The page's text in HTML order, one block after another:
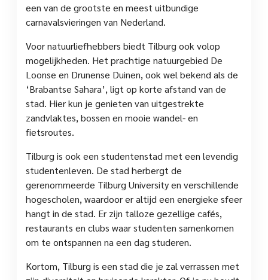
een van de grootste en meest uitbundige
carnavalsvieringen van Nederland.
Voor natuurliefhebbers biedt Tilburg ook volop
mogelijkheden. Het prachtige natuurgebied De
Loonse en Drunense Duinen, ook wel bekend als de
‘Brabantse Sahara’, ligt op korte afstand van de
stad. Hier kun je genieten van uitgestrekte
zandvlaktes, bossen en mooie wandel- en
fietsroutes.
Tilburg is ook een studentenstad met een levendig
studentenleven. De stad herbergt de
gerenommeerde Tilburg University en verschillende
hogescholen, waardoor er altijd een energieke sfeer
hangt in de stad. Er zijn talloze gezellige cafés,
restaurants en clubs waar studenten samenkomen
om te ontspannen na een dag studeren.
Kortom, Tilburg is een stad die je zal verrassen met